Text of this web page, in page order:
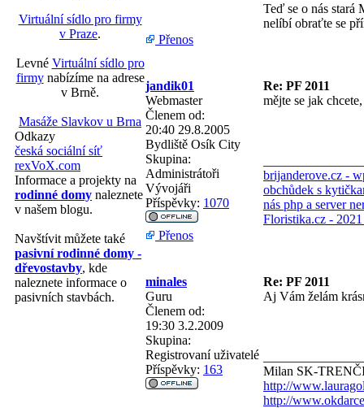
Virtuální sídlo pro firmy
v Praze.
Levné Virtuální sídlo pro
firmynabízíme na adrese
v Brně.
Masáže Slavkov u Brna
Odkazy
česká sociální síť
rexVoX.com
Informace a projekty na
rodinné domy naleznete
v našem blogu.
Navštívit můžete také
pasivní rodinné domy -
dřevostavby, kde
naleznete informace o
pasivních stavbách.
Teď se o nás stará
nelíbí obraťte se
Přenos
jandik01
Re: PF 2011
Webmaster
Členem od:
20:40 29.8.2005
Bydliště Osík City
Skupina:
Administrátoři
Vývojáři
Příspěvky: 1070
mějte se jak
brijanderove.cz -
obchůdek s
nás php a server
Floristika.cz -
Přenos
minales
Re: PF 2011
Guru
Členem od:
19:30 3.2.2009
Skupina:
Registrovaní uživatelé
Příspěvky: 163
Aj Vám želám
Milan SK-
http://
http://